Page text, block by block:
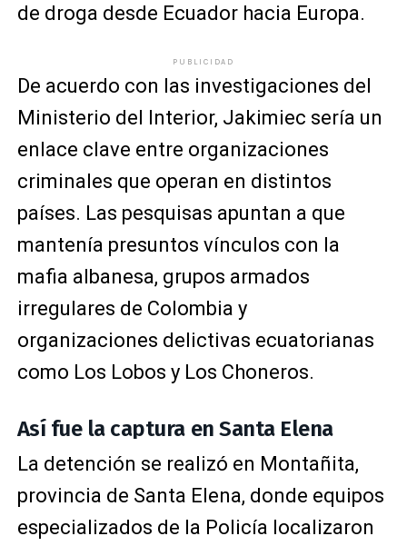
de droga desde Ecuador hacia Europa.
PUBLICIDAD
De acuerdo con las investigaciones del
Ministerio del Interior, Jakimiec sería un
enlace clave entre organizaciones
criminales que operan en distintos
países. Las pesquisas apuntan a que
mantenía presuntos vínculos con la
mafia albanesa, grupos armados
irregulares de Colombia y
organizaciones delictivas ecuatorianas
como Los Lobos y Los Choneros.
Así fue la captura en Santa Elena
La detención se realizó en Montañita,
provincia de Santa Elena, donde equipos
especializados de la Policía localizaron